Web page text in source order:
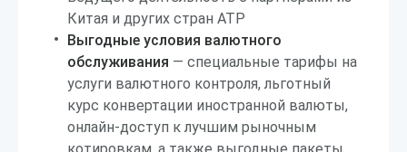
Китая и других стран АТР
Выгодные условия валютного
обслуживания — специальные тарифы на
услуги валютного контроля, льготный
курс конвертации иностранной валюты,
онлайн-доступ к лучшим рыночным